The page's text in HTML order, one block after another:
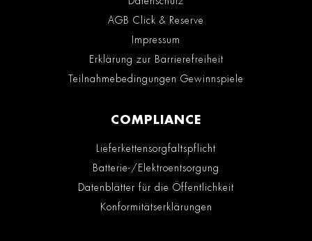
AGB Click & Reserve
Impressum
Erklärung zur Barrierefreiheit
Teilnahmebedingungen Gewinnspiele
COMPLIANCE
Lieferkettensorgfaltspflicht
Batterie-/Elektroentsorgung
Datenblätter für die Öffentlichkeit
Konformitätserklärungen